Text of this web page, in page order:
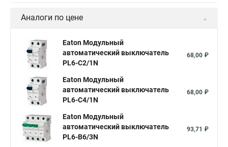
Аналоги по цене
Eaton Модульный
автоматический выключатель
PL6-C2/1N
68,00 ₽
Eaton Модульный
автоматический выключатель
PL6-C4/1N
68,00 ₽
Eaton Модульный
автоматический выключатель
PL6-B6/3N
93,71 ₽